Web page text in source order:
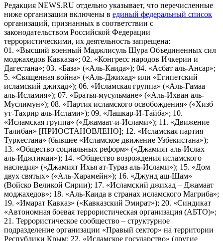
Редакция NEWS.RU отдельно указывает, что перечисленные
ниже организации включены в единый федеральный список
организаций, признанных в соответствии с
законодательством Российской Федерации
террористическими, их деятельность запрещена:
01. «Высший военный Маджлисуль Шура Объединенных сил
моджахедов Кавказа»; 02. «Конгресс народов Ичкерии и
Дагестана»; 03. «База» («Аль-Каида»); 04. «Асбат аль-Ансар»;
5. «Священная война» («Аль-Джихад» или «Египетский
исламский джихад»); 06. «Исламская группа» («Аль-Гамаа
аль-Исламия»); 07. «Братья-мусульмане» («Аль-Ихван аль-
Муслимун»); 08. «Партия исламского освобождения» («Хизб
ут-Тахрир аль-Ислами»); 09. «Лашкар-И-Тайба»; 10.
«Исламская группа» («Джамаат-и-Ислами»); 11. «Движение
Талибан» [ПРИОСТАНОВЛЕНО]; 12. «Исламская партия
Туркестана» (бывшее «Исламское движение Узбекистана»);
13. «Общество социальных реформ» («Джамият аль-Ислах
аль-Иджтимаи»); 14. «Общество возрождения исламского
наследия» («Джамият Ихья ат-Тураз аль-Ислами»); 15. «Дом
двух святых» («Аль-Харамейн»); 16. «Джунд аш-Шам»
(Войско Великой Сирии); 17. «Исламский джихад – Джамаат
моджахедов»; 18. «Аль-Каида в странах исламского Магриба»;
19. «Имарат Кавказ» («Кавказский Эмират»); 20. «Синдикат
«Автономная боевая террористическая организация (АБТО)»;
21. Террористическое сообщество – структурное
подразделение организации «Правый сектор» на территории
Республики Крым; 22. «Исламское государство» (другие